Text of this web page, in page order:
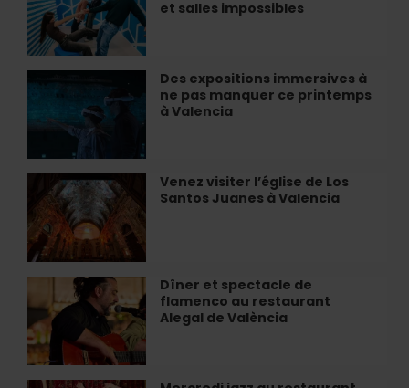
détente
à
Valencia
et salles impossibles
Illusions
de
Valencia
:
Illusions
d'optique
et
Des expositions immersives à
ne pas manquer ce printemps
à Valencia
Des
expositions
immersives
ne
pas
manquer
printemps
à
Venez visiter l’église de Los
Santos Juanes à Valencia
Venez
visiter
l’église
de
Los
Santos
Juanes
Valencia
Dîner et spectacle de
flamenco au restaurant
Alegal de València
et
spectacle
de
flamenco
au